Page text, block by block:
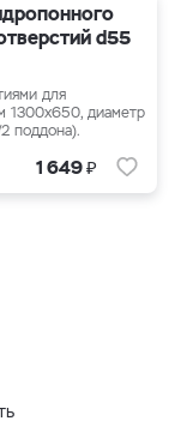
d55
для
1300x650, диаметр
поддона).
1 649₽